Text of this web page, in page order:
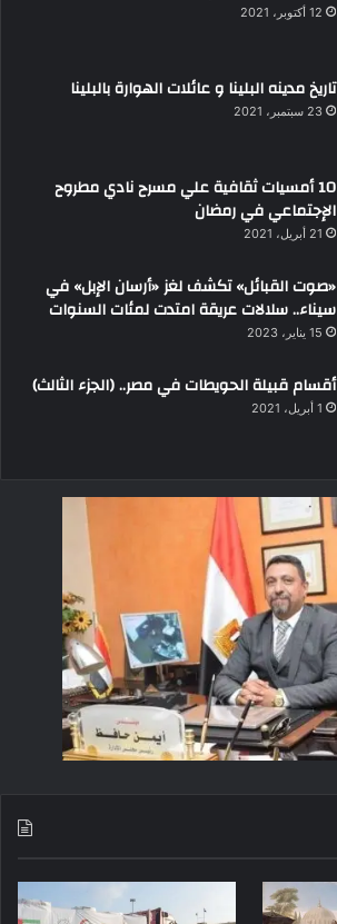
12 أكتوبر، 2021
تاريخ مدينه البلينا و عائلات الهوارة بالبلينا
23 سبتمبر، 2021
10 أمسيات ثقافية علي مسرح نادي مطروح
الإجتماعي في رمضان
21 أبريل، 2021
«صوت القبائل» تكشف لغز «أرسان الإبل» في
سيناء.. سلالات عريقة امتدت لمئات السنوات
15 يناير، 2023
أقسام قبيلة الحويطات في مصر.. (الجزء الثالث)
1 أبريل، 2021